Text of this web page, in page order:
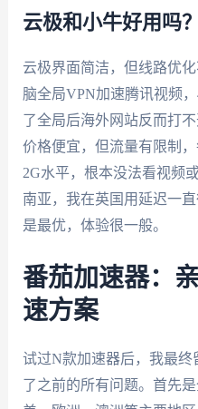
云极和小牛好用吗
云极界面简洁，但线路优
脑全局VPN加速腾讯视频
了全局后海外网站反而打
价格便宜，但流量有限制
2G水平，根本没法看视频
南亚，我在英国用延迟一
是最优，体验很一般。
番茄加速器：
速方案
试过N款加速器后，我最终
了之前的所有问题。首先